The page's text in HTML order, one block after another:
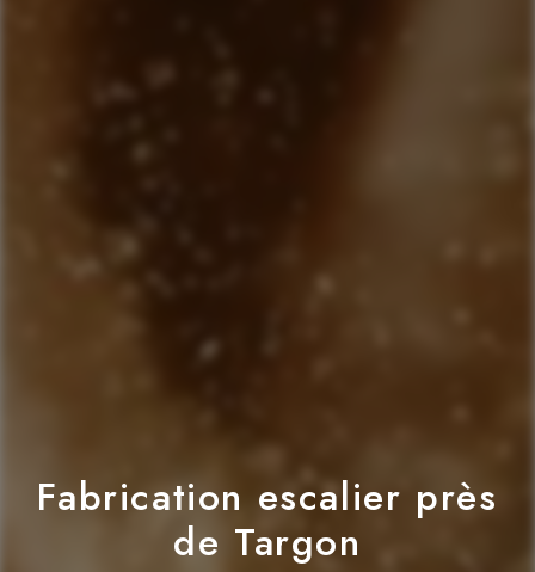
Fabrication escalier près
de Targon